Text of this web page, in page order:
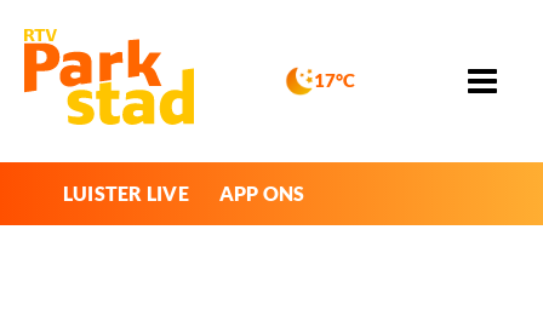
17°C
LUISTER LIVE APP ONS